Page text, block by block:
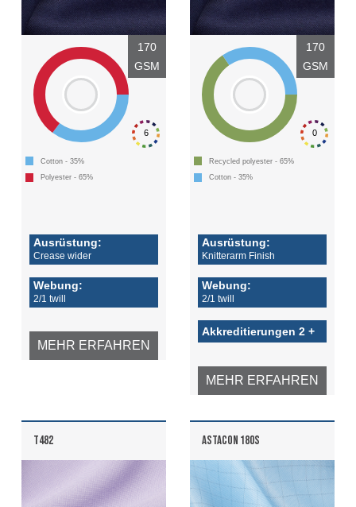
6
170
GSM
Cotton - 35%
Polyester - 65%
Ausrüstung:
Crease wider
Webung:
2/1 twill
MEHR ERFAHREN
0
170
GSM
Recycled polyester - 65%
Cotton - 35%
Ausrüstung:
Knitterarm Finish
Webung:
2/1 twill
Akkreditierungen 2 +
MEHR ERFAHREN
T482 ASTACON 180S